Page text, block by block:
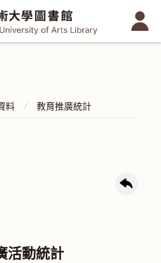
料 教育推廣統計
活動統計